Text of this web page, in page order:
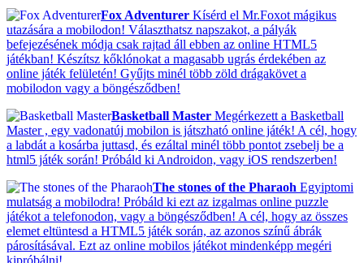
Fox Adventurer Kísérd el Mr.Foxot mágikus
utazására a mobilodon! Választhatsz napszakot, a pályák
befejezésének módja csak rajtad áll ebben az online HTML5
játékban! Készítsz kőklónokat a magasabb ugrás érdekében az
online játék felületén! Gyűjts minél több zöld drágakövet a
mobilodon vagy a böngésződben!
Basketball Master Megérkezett a Basketball
Master , egy vadonatúj mobilon is játszható online játék! A cél, hogy
a labdát a kosárba juttasd, és ezáltal minél több pontot zsebelj be a
html5 játék során! Próbáld ki Androidon, vagy iOS rendszerben!
The stones of the Pharaoh Egyiptomi
mulatság a mobilodra! Próbáld ki ezt az izgalmas online puzzle
játékot a telefonodon, vagy a böngésződben! A cél, hogy az összes
elemet eltüntesd a HTML5 játék során, az azonos színű ábrák
párosításával. Ezt az online mobilos játékot mindenképp megéri
kipróbálni!